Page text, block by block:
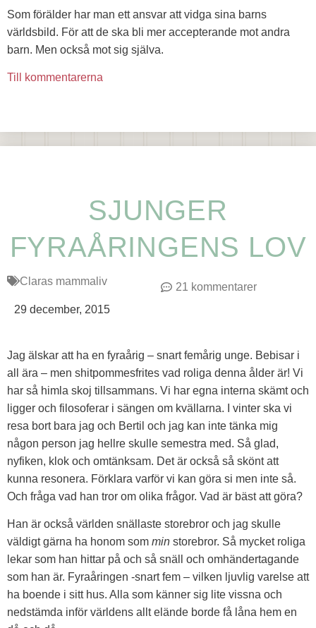
Som förälder har man ett ansvar att vidga sina barns
världsbild. För att de ska bli mer accepterande mot andra
barn. Men också mot sig själva.
Till kommentarerna
SJUNGER
FYRAÅRINGENS LOV
Claras mammaliv
21 kommentarer
29 december, 2015
Jag älskar att ha en fyraårig – snart femårig unge. Bebisar i
all ära – men shitpommesfrites vad roliga denna ålder är! Vi
har så himla skoj tillsammans. Vi har egna interna skämt och
ligger och filosoferar i sängen om kvällarna. I vinter ska vi
resa bort bara jag och Bertil och jag kan inte tänka mig
någon person jag hellre skulle semestra med. Så glad,
nyfiken, klok och omtänksam. Det är också så skönt att
kunna resonera. Förklara varför vi kan göra si men inte så.
Och fråga vad han tror om olika frågor. Vad är bäst att göra?
Han är också världen snällaste storebror och jag skulle
väldigt gärna ha honom som min storebror. Så mycket roliga
lekar som han hittar på och så snäll och omhändertagande
som han är. Fyraåringen -snart fem – vilken ljuvlig varelse att
ha boende i sitt hus. Alla som känner sig lite vissna och
nedstämda inför världens allt elände borde få låna hem en